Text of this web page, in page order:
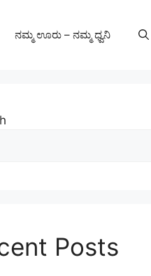
ನಮ್ಮ ಊರು – ನಮ್ಮ ಧ್ವನಿ
Posts